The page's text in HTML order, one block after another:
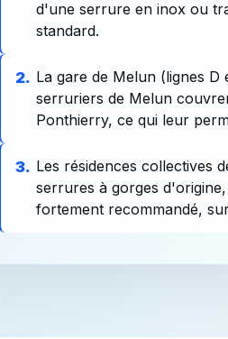
d'une serrure en inox ou
standard.
2. La gare de Melun (lignes
serruriers de Melun
Ponthierry, ce qui leur
3. Les résidences collectives
serrures à gorges
fortement recommandé,